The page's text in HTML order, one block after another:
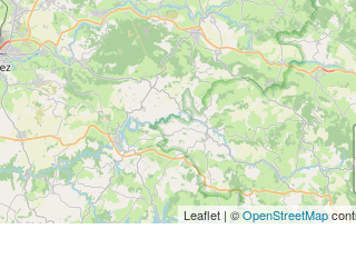
Leaflet | ©OpenStreetMap